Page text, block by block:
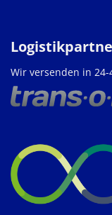
Wir versenden in